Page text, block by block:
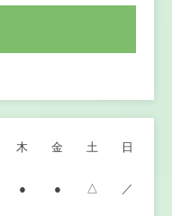
木 金 土 日
● ● △ ／